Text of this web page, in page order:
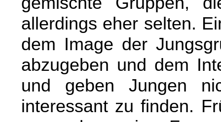
allerdings eher selten.
dem Image der
abzugeben und dem
und geben Jungen
interessant zu finden.